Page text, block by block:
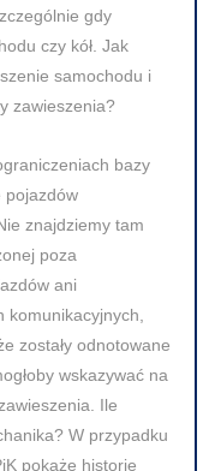
gdy
czy kół. Jak
samochodu i
zawieszenia?
bazy
pojazdów
znajdziemy tam
poza
ani
komunikacyjnych,
zostały odnotowane
wskazywać na
Ile
W przypadku
pokaże historię